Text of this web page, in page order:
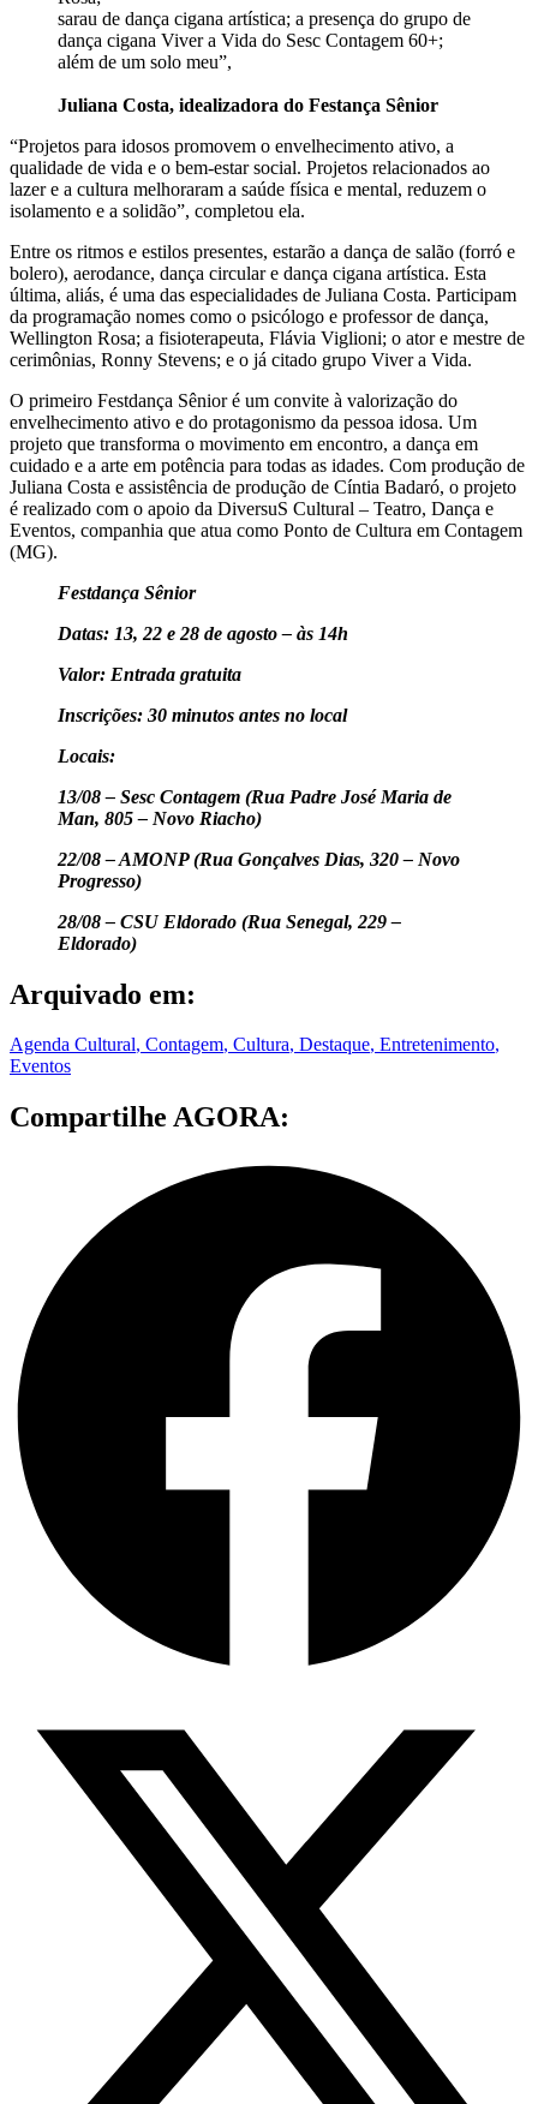
sarau de dança cigana artística; a presença do grupo de
dança cigana Viver a Vida do Sesc Contagem 60+;
além de um solo meu”,
Juliana Costa, idealizadora do Festança Sênior
“Projetos para idosos promovem o envelhecimento ativo, a
qualidade de vida e o bem-estar social. Projetos relacionados ao
lazer e a cultura melhoraram a saúde física e mental, reduzem o
isolamento e a solidão”, completou ela.
Entre os ritmos e estilos presentes, estarão a dança de salão (forró e
bolero), aerodance, dança circular e dança cigana artística. Esta
última, aliás, é uma das especialidades de Juliana Costa. Participam
da programação nomes como o psicólogo e professor de dança,
Wellington Rosa; a fisioterapeuta, Flávia Viglioni; o ator e mestre de
cerimônias, Ronny Stevens; e o já citado grupo Viver a Vida.
O primeiro Festdança Sênior é um convite à valorização do
envelhecimento ativo e do protagonismo da pessoa idosa. Um
projeto que transforma o movimento em encontro, a dança em
cuidado e a arte em potência para todas as idades. Com produção de
Juliana Costa e assistência de produção de Cíntia Badaró, o projeto
é realizado com o apoio da DiversuS Cultural – Teatro, Dança e
Eventos, companhia que atua como Ponto de Cultura em Contagem
(MG).
Festdança Sênior
Datas: 13, 22 e 28 de agosto – às 14h
Valor: Entrada gratuita
Inscrições: 30 minutos antes no local
Locais:
13/08 – Sesc Contagem (Rua Padre José Maria de
Man, 805 – Novo Riacho)
22/08 – AMONP (Rua Gonçalves Dias, 320 – Novo
Progresso)
28/08 – CSU Eldorado (Rua Senegal, 229 –
Eldorado)
Arquivado em:
Agenda Cultural, Contagem, Cultura, Destaque, Entretenimento,
Eventos
Compartilhe AGORA: